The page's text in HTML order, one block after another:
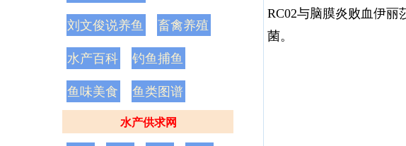
刘文俊说养鱼 畜禽养殖
水产百科 钓鱼捕鱼
鱼味美食 鱼类图谱
水产供求网
RC02与脑膜炎败血伊丽
菌。